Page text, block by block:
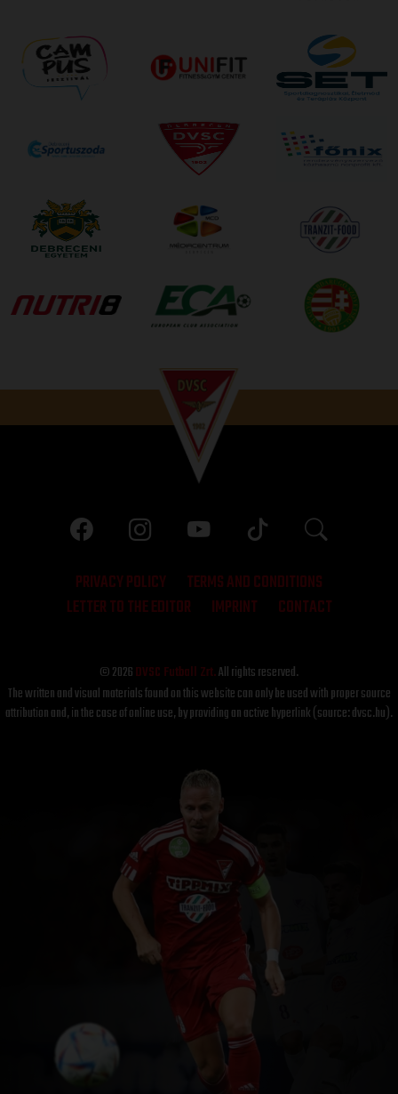
PRIVACY POLICY
TERMS AND CONDITIONS
LETTER TO THE EDITOR
IMPRINT CONTACT
© 2026DVSC Futball Zrt.All rights reserved.
The written and visual materials found on this website can only be used with proper source
attribution and, in the case of online use, by providing an active hyperlink (source: dvsc.hu).